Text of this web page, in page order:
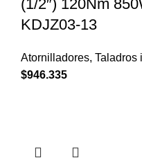
(1/2″) 120Nm
KDJZ03-13
Atornilladores, Taladros
$946.335